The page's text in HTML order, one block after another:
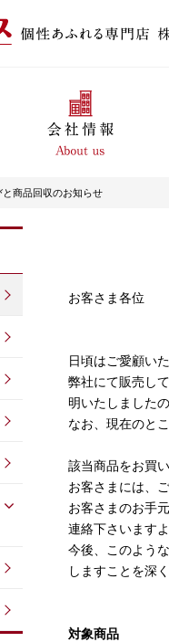
と商品回収のお知らせ
お客さま各位
日頃はご愛顧い
弊社にて販売し
明いたしました
なお、現在のと
該当商品をお買
お客さまには、
お客さまのお手
連絡下さいます
今後、このよう
しますことを深
対象商品